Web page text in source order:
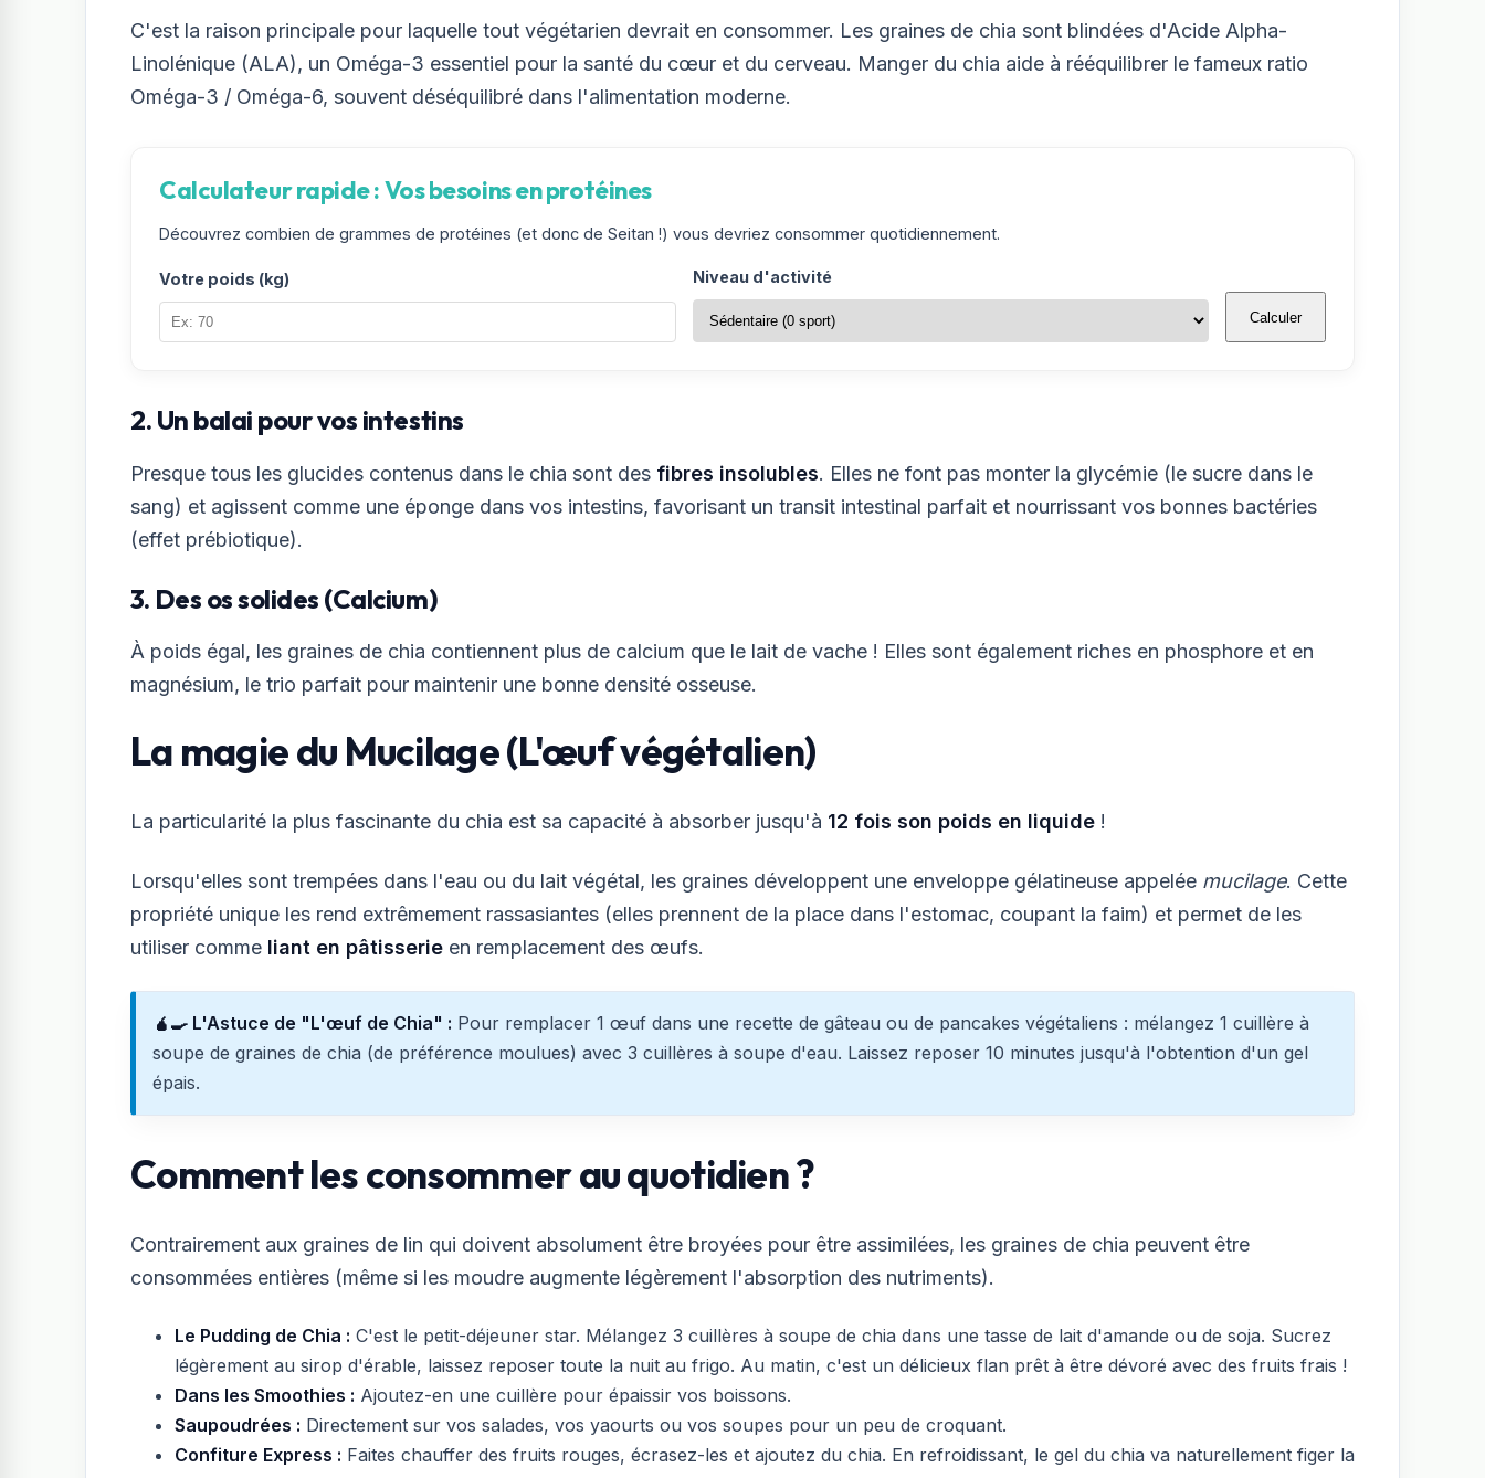
C'est la raison principale pour laquelle tout végétarien devrait en consommer. Les graines de chia sont blindées d'Acide Alpha-
Linolénique (ALA), un Oméga-3 essentiel pour la santé du cœur et du cerveau. Manger du chia aide à rééquilibrer le fameux ratio
Oméga-3 / Oméga-6, souvent déséquilibré dans l'alimentation moderne.
Calculateur rapide : Vos besoins en protéines
Découvrez combien de grammes de protéines (et donc de Seitan !) vous devriez consommer quotidiennement.
Votre poids (kg) Niveau d'activité
Calculer
2. Un balai pour vos intestins
Presque tous les glucides contenus dans le chia sont des fibres insolubles. Elles ne font pas monter la glycémie (le sucre dans le
sang) et agissent comme une éponge dans vos intestins, favorisant un transit intestinal parfait et nourrissant vos bonnes bactéries
(effet prébiotique).
3. Des os solides (Calcium)
À poids égal, les graines de chia contiennent plus de calcium que le lait de vache ! Elles sont également riches en phosphore et en
magnésium, le trio parfait pour maintenir une bonne densité osseuse.
La magie du Mucilage (L'œuf végétalien)
La particularité la plus fascinante du chia est sa capacité à absorber jusqu'à 12 fois son poids en liquide !
Lorsqu'elles sont trempées dans l'eau ou du lait végétal, les graines développent une enveloppe gélatineuse appelée mucilage. Cette
propriété unique les rend extrêmement rassasiantes (elles prennent de la place dans l'estomac, coupant la faim) et permet de les
utiliser comme liant en pâtisserie en remplacement des œufs.
🧉‍🍳 L'Astuce de "L'œuf de Chia" : Pour remplacer 1 œuf dans une recette de gâteau ou de pancakes végétaliens : mélangez 1 cuillère à
soupe de graines de chia (de préférence moulues) avec 3 cuillères à soupe d'eau. Laissez reposer 10 minutes jusqu'à l'obtention d'un gel
épais.
Comment les consommer au quotidien ?
Contrairement aux graines de lin qui doivent absolument être broyées pour être assimilées, les graines de chia peuvent être
consommées entières (même si les moudre augmente légèrement l'absorption des nutriments).
Le Pudding de Chia : C'est le petit-déjeuner star. Mélangez 3 cuillères à soupe de chia dans une tasse de lait d'amande ou de soja. Sucrez
légèrement au sirop d'érable, laissez reposer toute la nuit au frigo. Au matin, c'est un délicieux flan prêt à être dévoré avec des fruits frais !
Dans les Smoothies : Ajoutez-en une cuillère pour épaissir vos boissons.
Saupoudrées : Directement sur vos salades, vos yaourts ou vos soupes pour un peu de croquant.
Confiture Express : Faites chauffer des fruits rouges, écrasez-les et ajoutez du chia. En refroidissant, le gel du chia va naturellement figer la